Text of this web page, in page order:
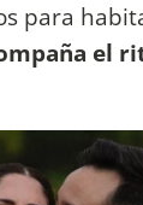
para
el